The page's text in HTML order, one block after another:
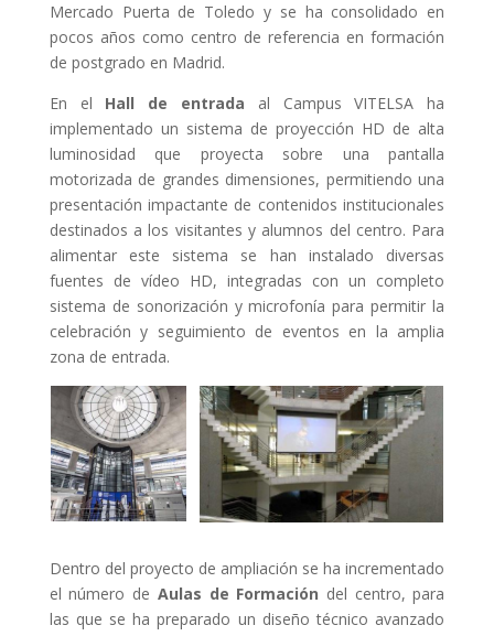
Mercado Puerta de Toledo y se ha consolidado en
pocos años como centro de referencia en formación
de postgrado en Madrid.
En el Hall de entrada al Campus VITELSA ha
implementado un sistema de proyección HD de alta
luminosidad que proyecta sobre una pantalla
motorizada de grandes dimensiones, permitiendo una
presentación impactante de contenidos institucionales
destinados a los visitantes y alumnos del centro. Para
alimentar este sistema se han instalado diversas
fuentes de vídeo HD, integradas con un completo
sistema de sonorización y microfonía para permitir la
celebración y seguimiento de eventos en la amplia
zona de entrada.
Dentro del proyecto de ampliación se ha incrementado
el número de Aulas de Formación del centro, para
las que se ha preparado un diseño técnico avanzado